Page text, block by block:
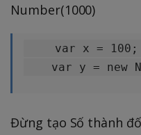
Number(1000)
var x =
Đừng tạo Số thành